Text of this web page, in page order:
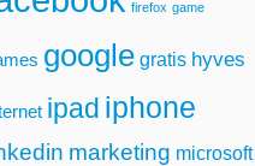
firefox game
google gratis hyves
ipad iphone
marketing microsoft